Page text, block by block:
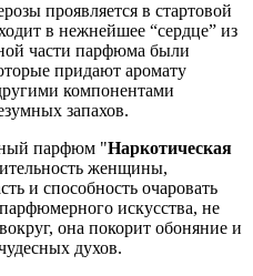
проявляется в стартовой
в нежнейшее “сердце” из
части парфюма были
придают аромату
компонентами
запахов.
парфюм "Наркотическая
женщины,
и способность очаровать
искусства, не
она покорит обоняние и
духов.